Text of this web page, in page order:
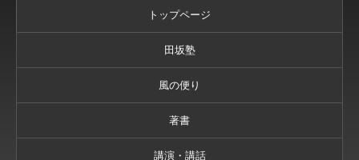
トップページ
田坂塾
風の便り
著書
講演・講話